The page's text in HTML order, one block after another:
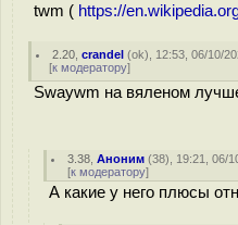
twm ( https://
2.20 ,crandel (ok), 12:53, 06/10/
[к модератору]
Swaywm на вяленом
3.38 ,Аноним (38), 19:21, 06/
[к модератору]
А какие у него плюсы